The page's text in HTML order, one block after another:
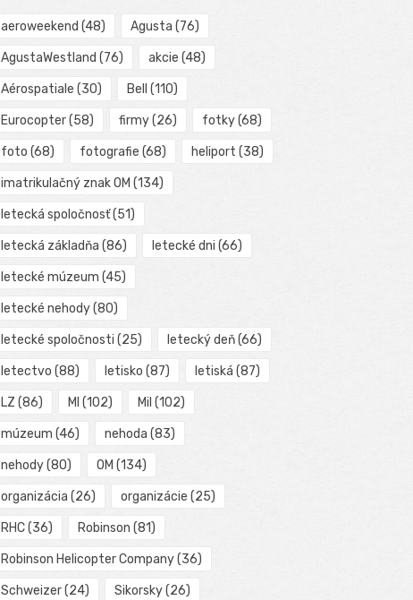
aeroweekend (48) Agusta (76)
AgustaWestland (76) akcie (48)
Aérospatiale (30) Bell (110)
Eurocopter(58) firmy(26) fotky(68)
foto (68) fotografie (68) heliport (38)
imatrikulačný znak OM (134)
letecká spoločnosť(51)
letecká základňa (86) letecké dni (66)
letecké múzeum (45)
letecké nehody(80)
letecké spoločnosti (25) letecký deň(66)
letectvo (88) letisko (87) letiská (87)
LZ (86) MI (102) Mil (102)
múzeum (46) nehoda (83)
nehody(80) OM (134)
organizácia (26) organizácie (25)
RHC(36) Robinson (81)
Robinson Helicopter Company(36)
Schweizer(24) Sikorsky(26)